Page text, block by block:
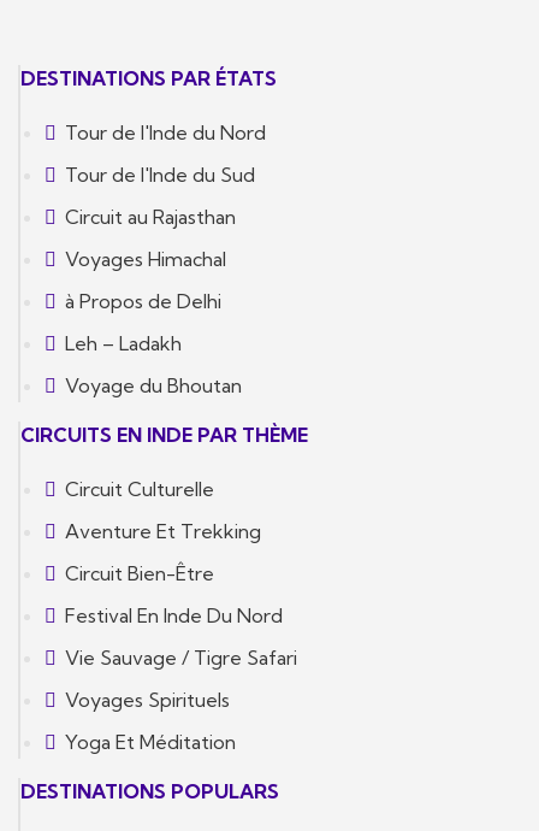
DESTINATIONS PAR ÉTATS
Tour de l'Inde du Nord
Tour de l'Inde du Sud
Circuit au Rajasthan
Voyages Himachal
à Propos de Delhi
Leh – Ladakh
Voyage du Bhoutan
CIRCUITS EN INDE PAR THÈME
Circuit Culturelle
Aventure Et Trekking
Circuit Bien-Être
Festival En Inde Du Nord
Vie Sauvage / Tigre Safari
Voyages Spirituels
Yoga Et Méditation
DESTINATIONS POPULARS